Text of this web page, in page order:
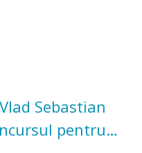
Sebastian
pentru